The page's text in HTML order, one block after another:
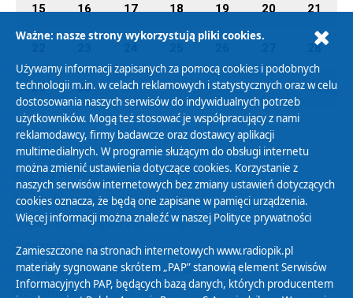
15 16 17 18 19 20 21
28
29 30 01 02 03 04 05
Polityka Prywatności
Zasady korzystania z Serwisu
Organizacje Pożytku Publicznego
Cyfryzacja DAB+
Polityka ochrony danych osobowych
Abonament
Ważne: nasze strony wykorzystują pliki cookies.
Używamy informacji zapisanych za pomocą cookies i podobnych
technologii m.in. w celach reklamowych i statystycznych oraz w celu
dostosowania naszych serwisów do indywidualnych potrzeb
użytkowników. Mogą też stosować je współpracujący z nami
reklamodawcy, firmy badawcze oraz dostawcy aplikacji
multimedialnych. W programie służącym do obsługi internetu
można zmienić ustawienia dotyczące cookies. Korzystanie z
naszych serwisów internetowych bez zmiany ustawień dotyczących
cookies oznacza, że będą one zapisane w pamięci urządzenia.
Więcej informacji można znaleźć w naszej Polityce prywatności
Zamieszczone na stronach internetowych www.radiopik.pl
materiały sygnowane skrótem „PAP” stanowią element Serwisów
Informacyjnych PAP, będących bazą danych, których producentem